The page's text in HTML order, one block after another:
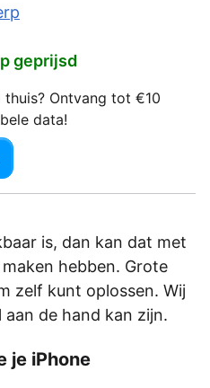
geprijsd
thuis? Ontvang tot €10
data!
is, dan kan dat met
hebben. Grote
zelf kunt oplossen. Wij
de hand kan zijn.
je iPhone